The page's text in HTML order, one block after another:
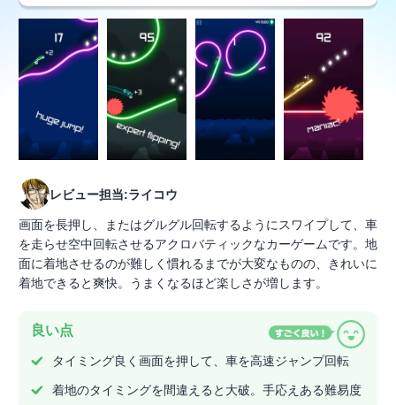
レビュー担当:ライコウ
画面を長押し、またはグルグル回転するようにスワイプして、車
を走らせ空中回転させるアクロバティックなカーゲームです。地
面に着地させるのが難しく慣れるまでが大変なものの、きれいに
着地できると爽快。うまくなるほど楽しさが増します。
良い点
タイミング良く画面を押して、車を高速ジャンプ回転
着地のタイミングを間違えると大破。手応えある難易度